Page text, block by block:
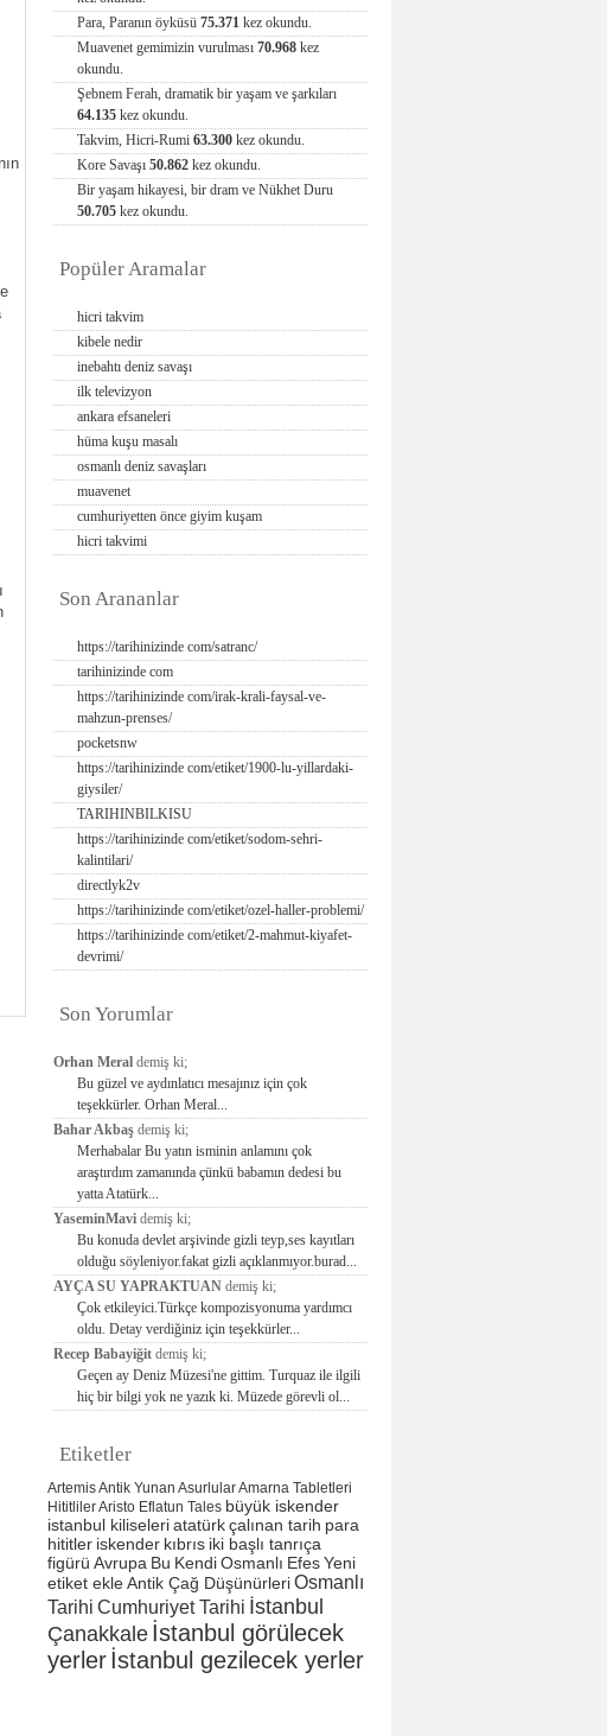
Para, Paranın öyküsü 75.371 kez okundu.
Muavenet gemimizin vurulması 70.968 kez
okundu.
Şebnem Ferah, dramatik bir yaşam ve şarkıları
64.135 kez okundu.
Takvim, Hicri-Rumi 63.300 kez okundu.
Kore Savaşı 50.862 kez okundu.
Bir yaşam hikayesi, bir dram ve Nükhet Duru
50.705 kez okundu.
Popüler Aramalar
hicri takvim
kibele nedir
inebahtı deniz savaşı
ilk televizyon
ankara efsaneleri
hüma kuşu masalı
osmanlı deniz savaşları
muavenet
cumhuriyetten önce giyim kuşam
hicri takvimi
Son Arananlar
https://tarihinizinde com/satranc/
tarihinizinde com
https://tarihinizinde com/irak-krali-faysal-ve-
mahzun-prenses/
pocketsnw
https://tarihinizinde com/etiket/1900-lu-yillardaki-
giysiler/
TARIHINBILKISU
https://tarihinizinde com/etiket/sodom-sehri-
kalintilari/
directlyk2v
https://tarihinizinde com/etiket/ozel-haller-problemi/
https://tarihinizinde com/etiket/2-mahmut-kiyafet-
devrimi/
Son Yorumlar
Orhan Meral demiş ki;
Bu güzel ve aydınlatıcı mesajınız için çok
teşekkürler. Orhan Meral...
Bahar Akbaş demiş ki;
Merhabalar Bu yatın isminin anlamını çok
araştırdım zamanında çünkü babamın dedesi bu
yatta Atatürk...
YaseminMavi demiş ki;
Bu konuda devlet arşivinde gizli teyp,ses kayıtları
olduğu söyleniyor.fakat gizli açıklanmıyor.burad...
AYÇA SU YAPRAKTUAN demiş ki;
Çok etkileyici.Türkçe kompozisyonuma yardımcı
oldu. Detay verdiğiniz için teşekkürler...
Recep Babayiğit demiş ki;
Geçen ay Deniz Müzesi'ne gittim. Turquaz ile ilgili
hiç bir bilgi yok ne yazık ki. Müzede görevli ol...
Etiketler
ArtemisAntik Yunan AsurlularAmarna Tabletleri
HititlilerAristo Eflatun Tales büyük iskender
istanbul kiliseleriatatürkçalınan tarih para
hititler iskender kıbrıs iki başlı tanrıça
figürü Avrupa Bu KendiOsmanlı EfesYeni
etiket ekleAntik Çağ DüşünürleriOsmanlı
Tarihi Cumhuriyet Tarihi İstanbul
Çanakkaleİstanbul görülecek
yerlerİstanbul gezilecek yerler